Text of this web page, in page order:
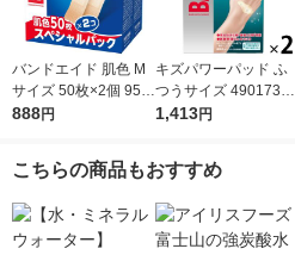
バンドエイド 肌色 M
サイズ 50枚×2個 953
844 1セット
888円
キズパワーパッド ふ
つうサイズ 49017300
21906 1セット(2箱)
1,413円
こちらの商品もおすすめ